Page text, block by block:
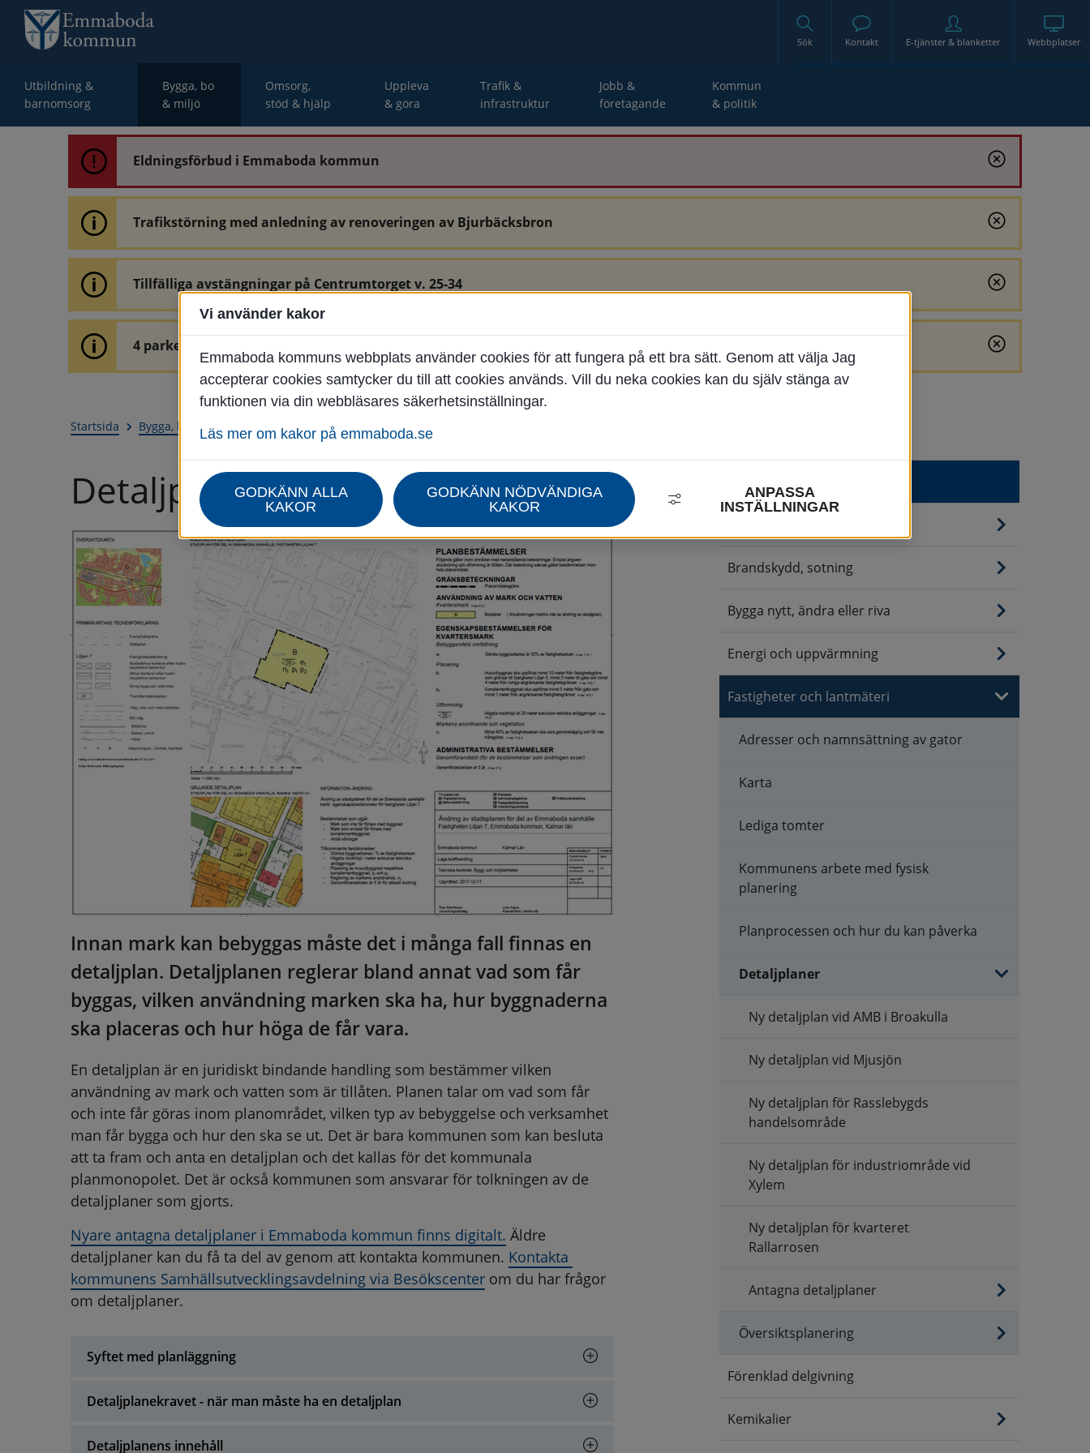
Sök Kontakt E-tjänster & blanketter Webbplatser
Utbildning &
barnomsorg
Bygga, bo
& miljö
Omsorg,
stöd & hjälp
Uppleva
& göra
Trafik &
infrastruktur
Jobb &
företagande
Kommun
& politik
Eldningsförbud i Emmaboda kommun
Trafikstörning med anledning av renoveringen av Bjurbäcksbron
Tillfälliga avstängningar på Centrumtorget v. 25-34
4 parkeringar vid Järnvägsgatan 32-34 är avstängda.
Startsida Bygga, bo & miljö Fastigheter och lantmäteri
Detaljplaner
Förstora bilden
Innan mark kan bebyggas måste det i många fall finnas en
detaljplan. Detaljplanen reglerar bland annat vad som får
byggas, vilken användning marken ska ha, hur byggnaderna
ska placeras och hur höga de får vara.
En detaljplan är en juridiskt bindande handling som bestämmer vilken
användning av mark och vatten som är tillåten. Planen talar om vad som får
och inte får göras inom planområdet, vilken typ av bebyggelse och verksamhet
man får bygga och hur den ska se ut. Det är bara kommunen som kan besluta
att ta fram och anta en detaljplan och det kallas för det kommunala
planmonopolet. Det är också kommunen som ansvarar för tolkningen av de
detaljplaner som gjorts.
Nyare antagna detaljplaner i Emmaboda kommun finns digitalt. Äldre
detaljplaner kan du få ta del av genom att kontakta kommunen. Kontakta
kommunens Samhällsutvecklingsavdelning via Besökscenter om du har frågor
om detaljplaner.
Syftet med planläggning
Detaljplanekravet - när man måste ha en detaljplan
Detaljplanens innehåll
Brandskydd, sotning
Bygga nytt, ändra eller riva
Energi och uppvärmning
Fastigheter och lantmäteri
Adresser och namnsättning av gator
Karta
Lediga tomter
Kommunens arbete med fysisk
planering
Planprocessen och hur du kan påverka
Detaljplaner
Ny detaljplan vid AMB i Broakulla
Ny detaljplan vid Mjusjön
Ny detaljplan för Rasslebygds
handelsområde
Ny detaljplan för industriområde vid
Xylem
Ny detaljplan för kvarteret
Rallarrosen
Antagna detaljplaner
Översiktsplanering
Förenklad delgivning
Kemikalier
Vi använder kakor
Emmaboda kommuns webbplats använder cookies för att fungera på ett bra sätt. Genom att välja Jag
accepterar cookies samtycker du till att cookies används. Vill du neka cookies kan du själv stänga av
funktionen via din webbläsares säkerhetsinställningar.
Läs mer om kakor på emmaboda.se
GODKÄNN ALLA
KAKOR
GODKÄNN NÖDVÄNDIGA
KAKOR
ANPASSA
INSTÄLLNINGAR